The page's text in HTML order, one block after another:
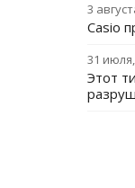
3
Casio
31
Этот